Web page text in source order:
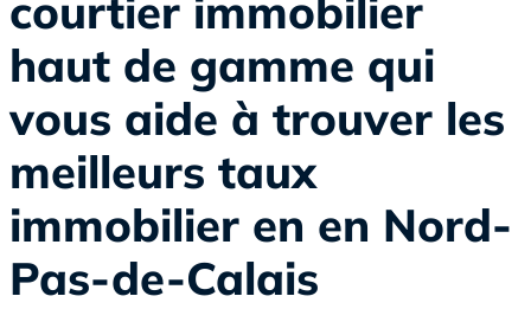
courtier immobilier
haut de gamme qui
vous aide à trouver les
meilleurs taux
immobilier en en Nord-
Pas-de-Calais